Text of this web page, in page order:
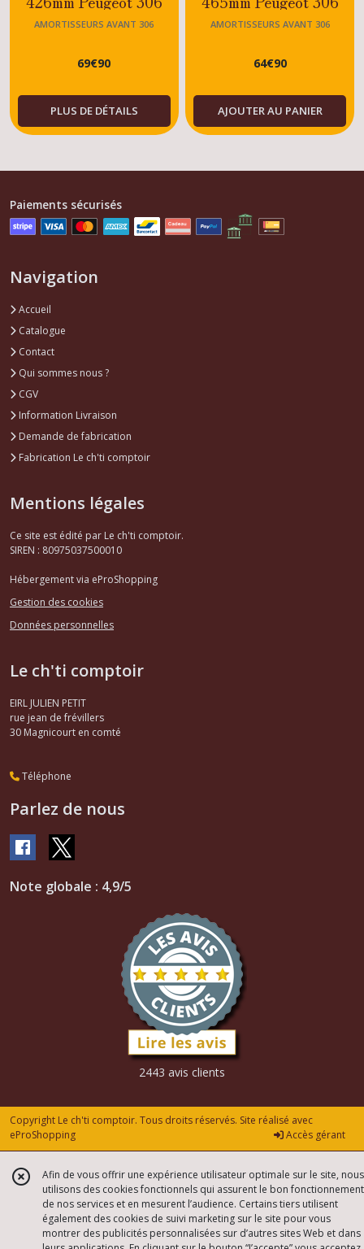
AMORTISSEURS AVANT 306
69€90
PLUS DE DÉTAILS
AMORTISSEURS AVANT 306
64€90
AJOUTER AU PANIER
Paiements sécurisés
Navigation
Accueil
Catalogue
Contact
Qui sommes nous ?
CGV
Information Livraison
Demande de fabrication
Fabrication Le ch'ti comptoir
Mentions légales
Ce site est édité par Le ch'ti comptoir.
SIREN : 80975037500010
Hébergement via eProShopping
Gestion des cookies
Données personnelles
Le ch'ti comptoir
EIRL JULIEN PETIT
rue jean de frévillers
30 Magnicourt en comté
Téléphone
Parlez de nous
Note globale : 4,9/5
2443 avis clients
Copyright Le ch'ti comptoir. Tous droits réservés. Site réalisé avec
eProShopping
Accès gérant
Afin de vous offrir une expérience utilisateur optimale sur le site, nous
utilisons des cookies fonctionnels qui assurent le bon fonctionnement
de nos services et en mesurent l’audience. Certains tiers utilisent
également des cookies de suivi marketing sur le site pour vous
montrer des publicités personnalisées sur d’autres sites Web et dans